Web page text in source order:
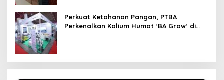
Perkuat Ketahanan Pangan, PTBA
Perkenalkan Kalium Humat ‘BA Grow’ di